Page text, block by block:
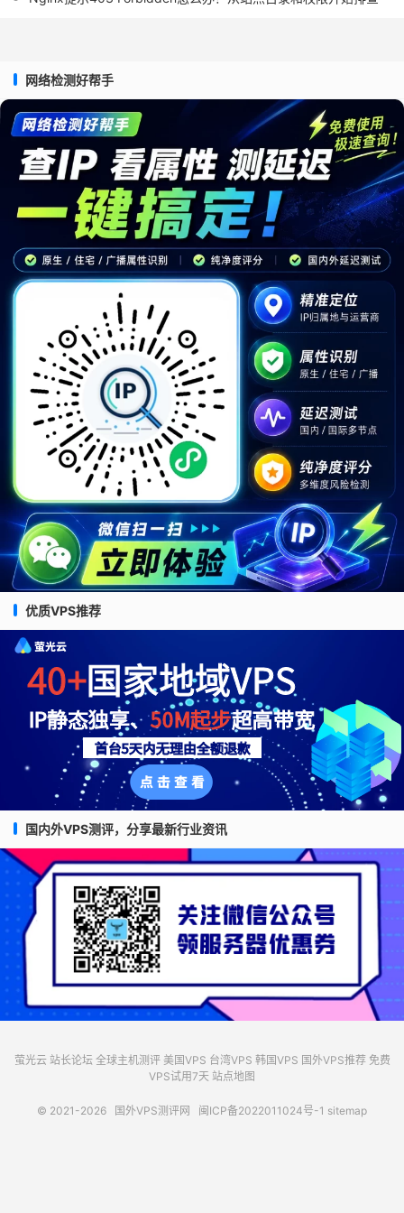
网络检测好帮手
优质VPS推荐
国内外VPS测评，分享最新行业资讯
萤光云 站长论坛 全球主机测评 美国VPS 台湾VPS 韩国VPS 国外VPS推荐 免费
VPS试用7天 站点地图
© 2021-2026 国外VPS测评网 闽ICP备2022011024号-1 sitemap